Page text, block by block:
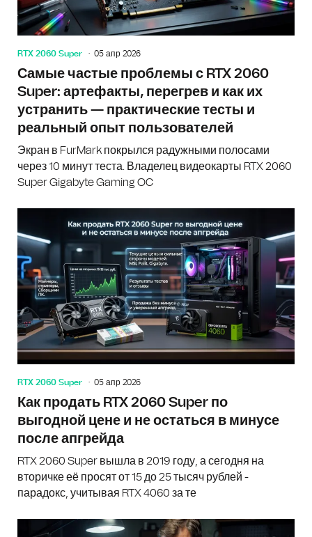
RTX 2060 Super 05 апр 2026
Самые частые проблемы с RTX 2060
Super: артефакты, перегрев и как их
устранить — практические тесты и
реальный опыт пользователей
Экран в FurMark покрылся радужными полосами
через 10 минут теста. Владелец видеокарты RTX 2060
Super Gigabyte Gaming OC
RTX 2060 Super 05 апр 2026
Как продать RTX 2060 Super по
выгодной цене и не остаться в минусе
после апгрейда
RTX 2060 Super вышла в 2019 году, а сегодня на
вторичке её просят от 15 до 25 тысяч рублей -
парадокс, учитывая RTX 4060 за те